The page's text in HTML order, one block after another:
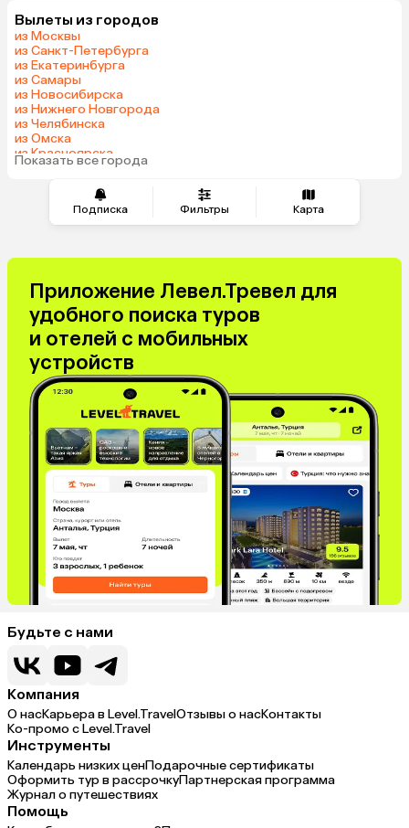
Подписка Фильтры Карта
Гонконг
Вылеты из городов
из Москвы
из Санкт-Петербурга
из Екатеринбурга
из Самары
из Новосибирска
из Нижнего Новгорода
из Челябинска
из Омска
из Красноярска
из Волгограда
Показать все города
Приложение Левел.Тревел для
удобного поиска туров
и отелей с мобильных
устройств
Будьте с нами
Компания
О насКарьера в Level.TravelОтзывы о насКонтакты
Ко-промо с Level.Travel
Инструменты
Календарь низких ценПодарочные сертификаты
Оформить тур в рассрочкуПартнерская программа
Журнал о путешествиях
Помощь